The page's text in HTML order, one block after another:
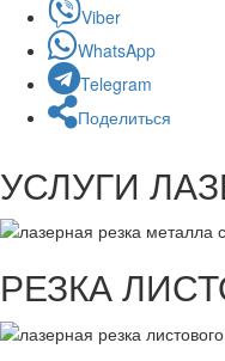
Viber
WhatsApp
Telegram
Поделиться
УСЛУГИ
РЕЗКА